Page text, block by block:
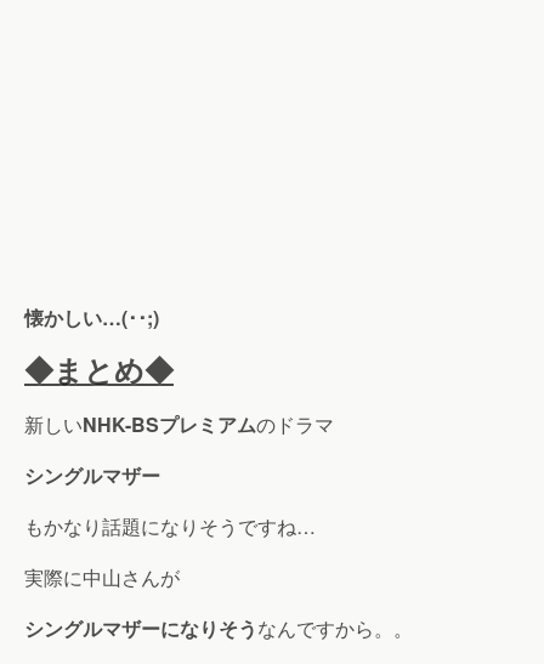
懐かしい…(･･;)
◆まとめ◆
新しいNHK-BSプレミアムのドラマ
シングルマザー
もかなり話題になりそうですね…
実際に中山さんが
シングルマザーになりそうなんですから。。